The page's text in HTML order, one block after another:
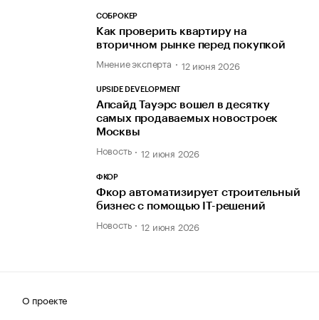
СОБРОКЕР
Как проверить квартиру на
вторичном рынке перед покупкой
Мнение эксперта 12 июня 2026
UPSIDE DEVELOPMENT
Апсайд Тауэрс вошел в десятку
самых продаваемых новостроек
Москвы
Новость 12 июня 2026
ФКОР
Фкор автоматизирует строительный
бизнес с помощью IT-решений
Новость 12 июня 2026
О проекте